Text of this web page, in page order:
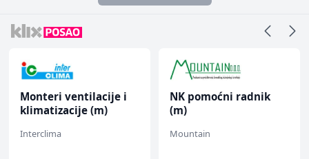
Monteri ventilacije i
klimatizacije (m)
Interclima
NK pomoćni radnik
(m)
Mountain